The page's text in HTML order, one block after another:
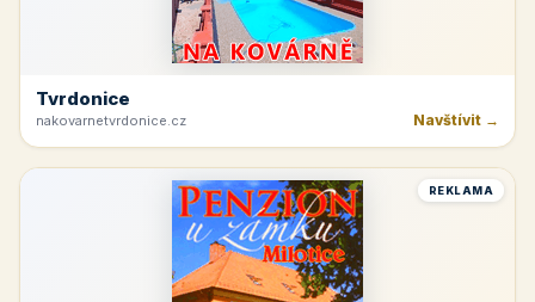
Tvrdonice
nakovarnetvrdonice.cz Navštívit →
REKLAMA